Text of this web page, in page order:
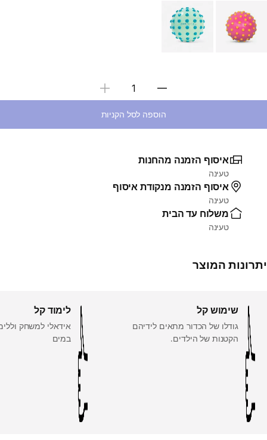
Choose a variant
בחירת כמות
הוספה לסל הקניות
איסוף הזמנה מהחנות
טעינה
איסוף הזמנה מנקודת איסוף
טעינה
משלוח עד הבית
טעינה
יתרונות המוצר
שימוש קל
גודלו של הכדור מתאים לידיהם
הקטנות של הילדים.
לימוד קל
אידאלי למשחק
במים